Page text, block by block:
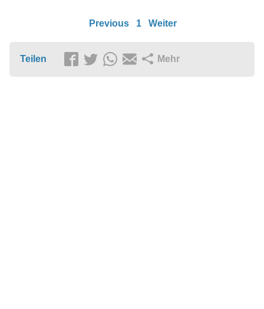
Previous 1 Weiter
Teilen Mehr